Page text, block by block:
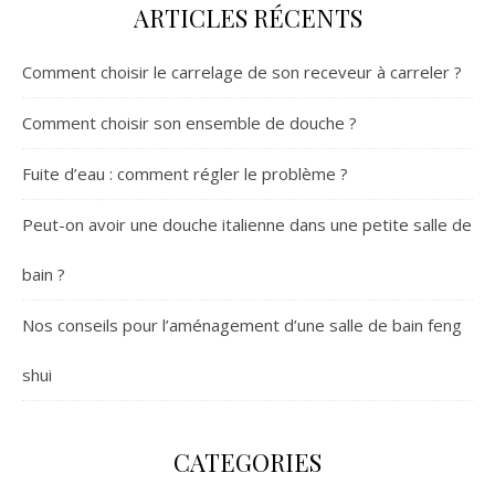
ARTICLES RÉCENTS
Comment choisir le carrelage de son receveur à carreler ?
Comment choisir son ensemble de douche ?
Fuite d’eau : comment régler le problème ?
Peut-on avoir une douche italienne dans une petite salle de
bain ?
Nos conseils pour l’aménagement d’une salle de bain feng
shui
CATEGORIES